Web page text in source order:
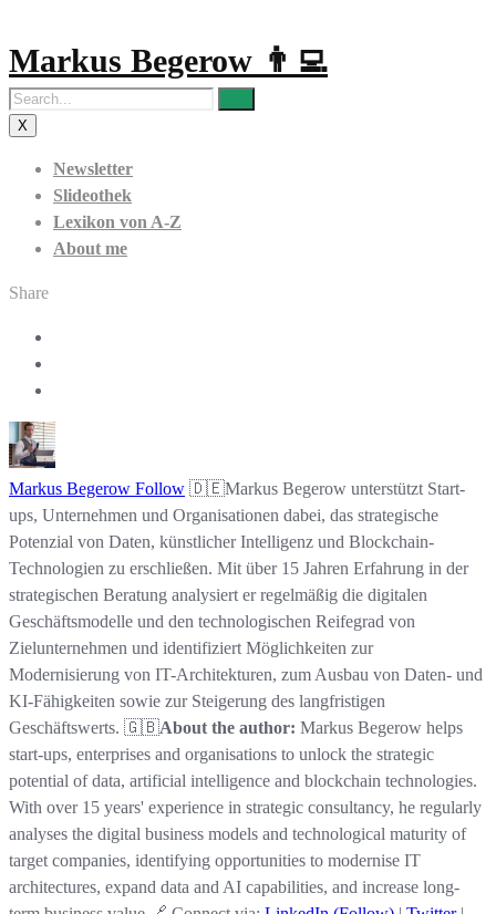
Markus Begerow 👨‍💻
X
Newsletter
Slideothek
Lexikon von A-Z
About me
Share
Markus Begerow Follow 🇩🇪Markus Begerow unterstützt Start-
ups, Unternehmen und Organisationen dabei, das strategische
Potenzial von Daten, künstlicher Intelligenz und Blockchain-
Technologien zu erschließen. Mit über 15 Jahren Erfahrung in der
strategischen Beratung analysiert er regelmäßig die digitalen
Geschäftsmodelle und den technologischen Reifegrad von
Zielunternehmen und identifiziert Möglichkeiten zur
Modernisierung von IT-Architekturen, zum Ausbau von Daten- und
KI-Fähigkeiten sowie zur Steigerung des langfristigen
Geschäftswerts. 🇬🇧About the author: Markus Begerow helps
start-ups, enterprises and organisations to unlock the strategic
potential of data, artificial intelligence and blockchain technologies.
With over 15 years' experience in strategic consultancy, he regularly
analyses the digital business models and technological maturity of
target companies, identifying opportunities to modernise IT
architectures, expand data and AI capabilities, and increase long-